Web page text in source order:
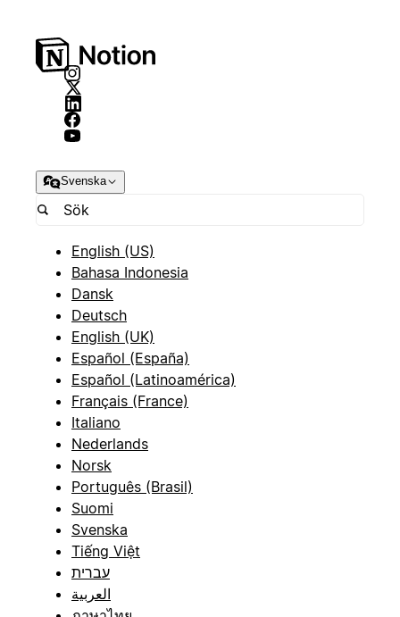
Svenska
English (US)
Bahasa Indonesia
Dansk
Deutsch
English (UK)
Español (España)
Español (Latinoamérica)
Français (France)
Italiano
Nederlands
Norsk
Português (Brasil)
Suomi
Svenska
Tiếng Việt
עברית
العربية